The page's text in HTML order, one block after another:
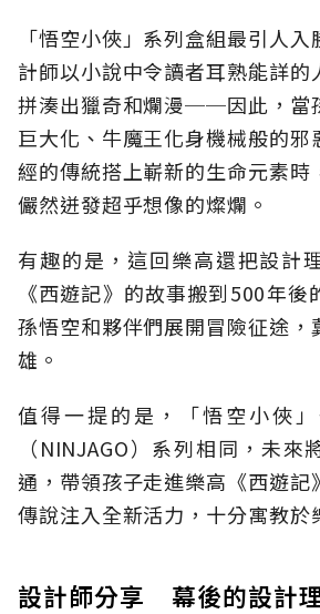
「悟空小俠」系列盒組最引人
計師以小說中令讀者耳熟能詳的
拼湊出獵奇和爛漫──因此，當
巨大化、牛魔王化身機械般的邪
經的傳統搭上嶄新的生命元素時
儼然迸發超乎想像的燦爛。
有趣的是，這回樂高還把設計
《西遊記》的故事搬到500年後
孫悟空和夥伴們展開冒險征途，
雄。
值得一提的是，「悟空小俠」
（NINJAGO）系列相同，未來
通，帶領孩子走進樂高《西遊記
傳說注入全新活力，十分寓教於
設計師分享 幕後的設計